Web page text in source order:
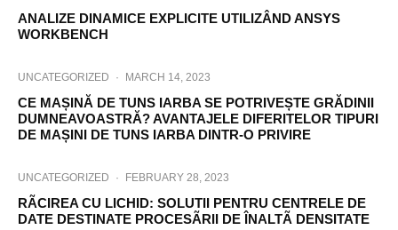
ANALIZE DINAMICE EXPLICITE UTILIZÂND ANSYS
WORKBENCH
UNCATEGORIZED · MARCH 14, 2023
CE MAȘINĂ DE TUNS IARBA SE POTRIVEȘTE GRĂDINII
DUMNEAVOASTRĂ? AVANTAJELE DIFERITELOR TIPURI
DE MAȘINI DE TUNS IARBA DINTR-O PRIVIRE
UNCATEGORIZED · FEBRUARY 28, 2023
RÃCIREA CU LICHID: SOLUTII PENTRU CENTRELE DE
DATE DESTINATE PROCESÃRII DE ÎNALTÃ DENSITATE